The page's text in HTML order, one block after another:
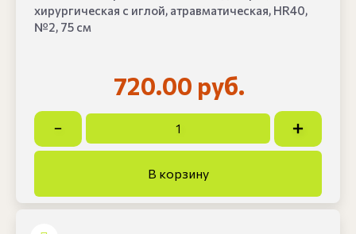
хирургическая с иглой, атравматическая, HR40,
№2, 75 см
720.00 руб.